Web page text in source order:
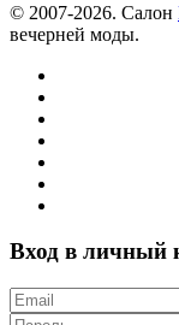
© 2007-2026. Салон
вечерней моды.
Вход в личный